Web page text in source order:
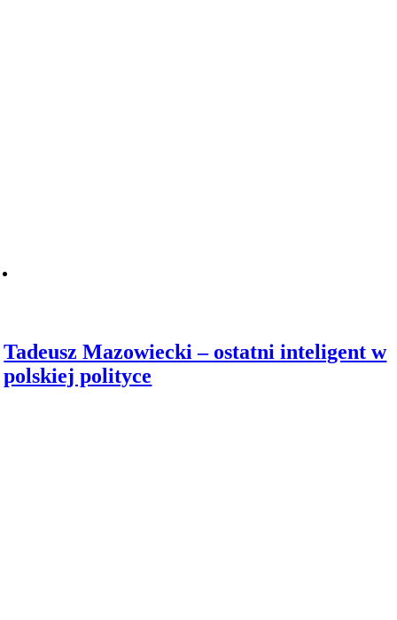
Tadeusz Mazowiecki – ostatni inteligent w
polskiej polityce